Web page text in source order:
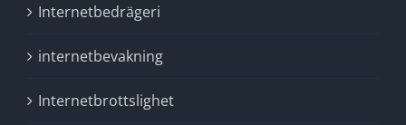
Internetbedrägeri
internetbevakning
Internetbrottslighet